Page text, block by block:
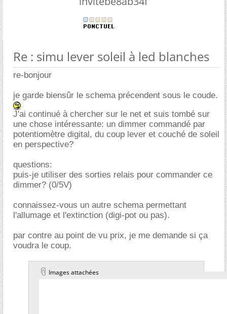
Re : simu lever soleil à led blanches
re-bonjour
je garde biensûr le schema précendent sous le coude.
J'ai continué à chercher sur le net et suis tombé sur
une chose intéressante: un dimmer commandé par
potentiomètre digital, du coup lever et couché de soleil
en perspective?
questions:
puis-je utiliser des sorties relais pour commander ce
dimmer? (0/5V)
connaissez-vous un autre schema permettant
l'allumage et l'extinction (digi-pot ou pas).
par contre au point de vu prix, je me demande si ça
voudra le coup.
Images attachées